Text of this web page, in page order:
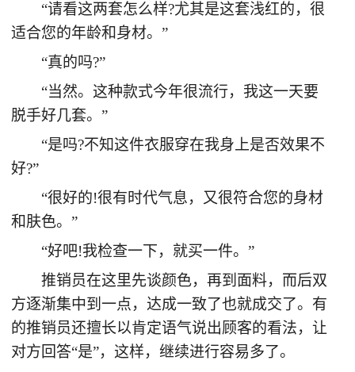
“请看这两套怎么样?尤其是这套浅红的，很
适合您的年龄和身材。”
“真的吗?”
“当然。这种款式今年很流行，我这一天要
脱手好几套。”
“是吗?不知这件衣服穿在我身上是否效果不
好?”
“很好的!很有时代气息，又很符合您的身材
和肤色。”
“好吧!我检查一下，就买一件。”
推销员在这里先谈颜色，再到面料，而后双
方逐渐集中到一点，达成一致了也就成交了。有
的推销员还擅长以肯定语气说出顾客的看法，让
对方回答“是”，这样，继续进行容易多了。